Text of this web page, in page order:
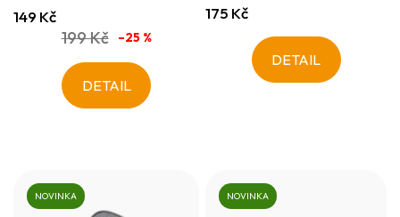
149 Kč
199 Kč –25 %
DETAIL
175 Kč
DETAIL
NOVINKA NOVINKA